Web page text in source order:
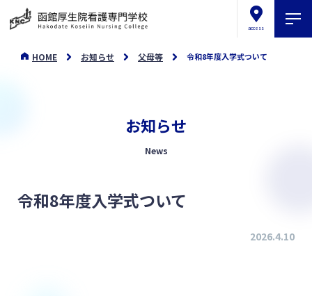
access
HOME お知らせ 父母等 令和8年度入学式ついて
お知らせ
News
令和8年度入学式ついて
2026.4.10